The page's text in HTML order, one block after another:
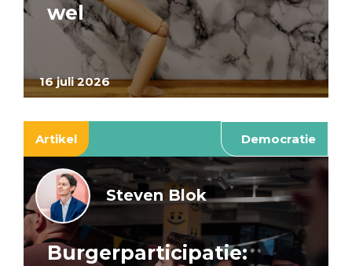
16 juli 2026
wel
Artikel Democratie
Steven Blok
Burgerparticipatie: